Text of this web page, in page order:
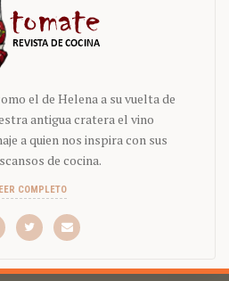
el de Helena a su vuelta de
antigua cratera el vino
a quien nos inspira con sus
de cocina.
COMPLETO